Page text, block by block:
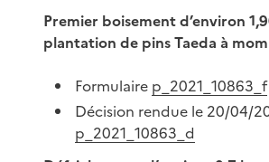
Premier boisement d’environ
plantation de pins Taeda à
Formulaire p_2021_10863_f
Décision rendue le 20/04/
p_2021_10863_d